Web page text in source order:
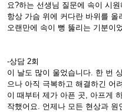
요?하는 선생님 질문에 속이 시
항상 가슴 위에 커다란 바위를
오랜만에 속이 뻥 뚫리는 기분이
-상담 2회
이 날도 많이 울었습니다. 한 번
으나 아직 극복하고 해결하긴 어
이 때부터 제가 아픈 곳, 아프게
작했어요. 언제나 모든 현상과 원